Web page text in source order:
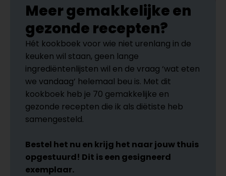
Meer gemakkelijke en
gezonde recepten?
Hét kookboek voor wie niet urenlang in de
keuken wil staan, geen lange
ingrediëntenlijsten wil en de vraag ‘wat eten
we vandaag’ helemaal beu is. Met dit
kookboek heb je 70 gemakkelijke en
gezonde recepten die ik als diëtiste heb
samengesteld.
Bestel het nu en krijg het naar jouw thuis
opgestuurd! Dit is een gesigneerd
exemplaar.